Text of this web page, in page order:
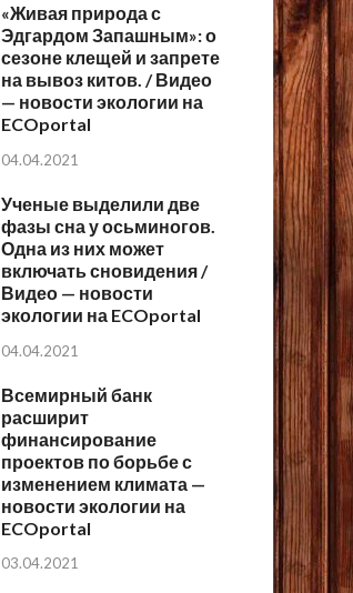
«Живая природа с
Эдгардом Запашным»: о
сезоне клещей и запрете
на вывоз китов. / Видео
— новости экологии на
ECOportal
04.04.2021
Ученые выделили две
фазы сна у осьминогов.
Одна из них может
включать сновидения /
Видео — новости
экологии на ECOportal
04.04.2021
Всемирный банк
расширит
финансирование
проектов по борьбе с
изменением климата —
новости экологии на
ECOportal
03.04.2021